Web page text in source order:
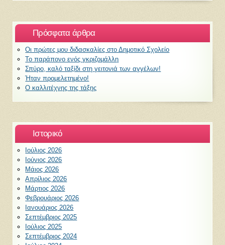
Πρόσφατα άρθρα
Οι πρώτες μου διδασκαλίες στο Δημοτικό Σχολείο
Το παράπονο ενός γκριζομάλλη
Σπύρο, καλό ταξίδι στη γειτονιά των αγγέλων!
Ήταν προμελετημένο!
Ο καλλιτέχνης της τάξης
Ιστορικό
Ιούλιος 2026
Ιούνιος 2026
Μάιος 2026
Απρίλιος 2026
Μάρτιος 2026
Φεβρουάριος 2026
Ιανουάριος 2026
Σεπτέμβριος 2025
Ιούλιος 2025
Σεπτέμβριος 2024